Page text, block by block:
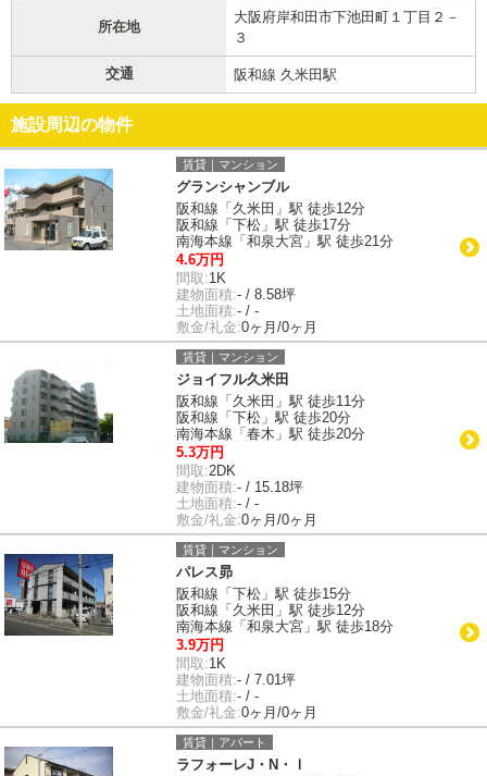
所在地
大阪府岸和田市下池田町１丁目２－
３
交通 阪和線 久米田駅
施設周辺の物件
賃貸｜マンション
グランシャンブル
阪和線「久米田」駅 徒歩12分
阪和線「下松」駅 徒歩17分
南海本線「和泉大宮」駅 徒歩21分
4.6万円
間取:1K
建物面積:- / 8.58坪
土地面積:- / -
敷金/礼金:0ヶ月/0ヶ月
賃貸｜マンション
ジョイフル久米田
阪和線「久米田」駅 徒歩11分
阪和線「下松」駅 徒歩20分
南海本線「春木」駅 徒歩20分
5.3万円
間取:2DK
建物面積:- / 15.18坪
土地面積:- / -
敷金/礼金:0ヶ月/0ヶ月
賃貸｜マンション
パレス昴
阪和線「下松」駅 徒歩15分
阪和線「久米田」駅 徒歩12分
南海本線「和泉大宮」駅 徒歩18分
3.9万円
間取:1K
建物面積:- / 7.01坪
土地面積:- / -
敷金/礼金:0ヶ月/0ヶ月
賃貸｜アパート
ラフォーレJ・N・Ⅰ